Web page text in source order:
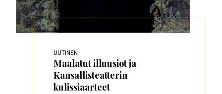
UUTINEN
Maalatut illuusiot ja
Kansallisteatterin
kulissiaarteet